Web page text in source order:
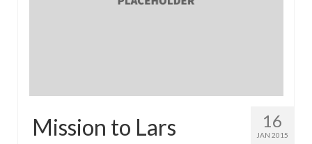
16
JAN 2015
Mission to Lars